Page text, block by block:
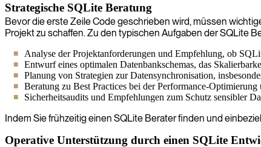
Strategische SQLite Beratung
Bevor die erste Zeile Code geschrieben wird, müssen
Projekt zu schaffen. Zu den typischen Aufgaben der SQLite
Analyse der Projektanforderungen und Empfehlung, ob
Entwurf eines optimalen Datenbankschemas, das
Planung von Strategien zur Datensynchronisation,
Beratung zu Best Practices bei der Performance-
Sicherheitsaudits und Empfehlungen zum Schutz sensibler
Indem Sie frühzeitig einen SQLite Berater finden und
Operative Unterstützung durch einen SQLite